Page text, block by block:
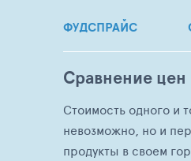
ФУДСПРАЙС
Сравнение цен
Стоимость одного и
невозможно, но и
продукты в своем